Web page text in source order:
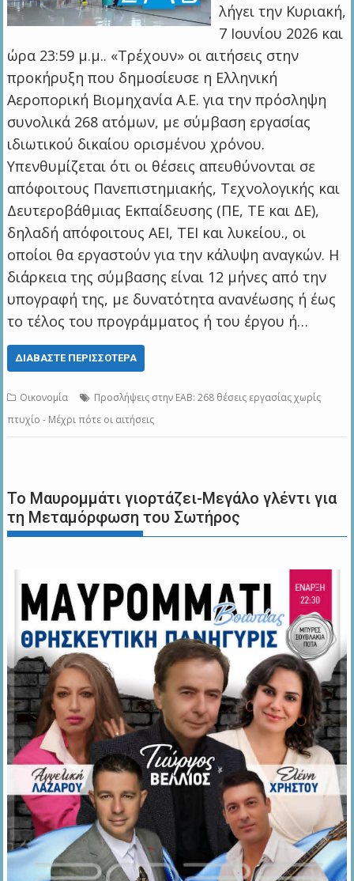
λήγει την Κυριακή,
7 Ιουνίου 2026 και
ώρα 23:59 μ.μ.. «Τρέχουν» οι αιτήσεις στην
προκήρυξη που δημοσίευσε η Ελληνική
Αεροπορική Βιομηχανία Α.Ε. για την πρόσληψη
συνολικά 268 ατόμων, με σύμβαση εργασίας
ιδιωτικού δικαίου ορισμένου χρόνου.
Υπενθυμίζεται ότι οι θέσεις απευθύνονται σε
απόφοιτους Πανεπιστημιακής, Τεχνολογικής και
Δευτεροβάθμιας Εκπαίδευσης (ΠΕ, ΤΕ και ΔΕ),
δηλαδή απόφοιτους ΑΕΙ, ΤΕΙ και λυκείου., οι
οποίοι θα εργαστούν για την κάλυψη αναγκών. Η
διάρκεια της σύμβασης είναι 12 μήνες από την
υπογραφή της, με δυνατότητα ανανέωσης ή έως
το τέλος του προγράμματος ή του έργου ή…
ΔΙΑΒΆΣΤΕ ΠΕΡΙΣΣΌΤΕΡΑ
Οικονομία
Προσλήψεις στην ΕΑΒ: 268 θέσεις εργασίας χωρίς
πτυχίο - Μέχρι πότε οι αιτήσεις
Το Μαυρομμάτι γιορτάζει-Μεγάλο γλέντι για
τη Μεταμόρφωση του Σωτήρος